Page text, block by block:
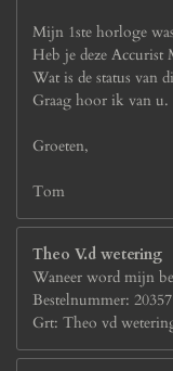
Mijn 1ste horloge
Heb je deze Accurist
Wat is de status van
Graag hoor ik van u.
Groeten,
Tom
Theo V.d wetering
Waneer word mijn
Bestelnummer: 20357
Grt: Theo vd